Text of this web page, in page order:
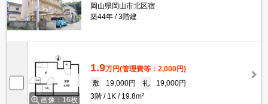
岡山県岡山市北区宿
築44年
3階建
画像：16枚
1.9万円(管理費等：2,000円)
敷
19,000円 礼
19,000円
3階
1K 19.8m²